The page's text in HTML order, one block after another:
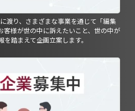
渡り、さまざまな事業を通じて「編集
客様が世の中に訴えたいこと、世の中が
を踏まえて企画立案します。